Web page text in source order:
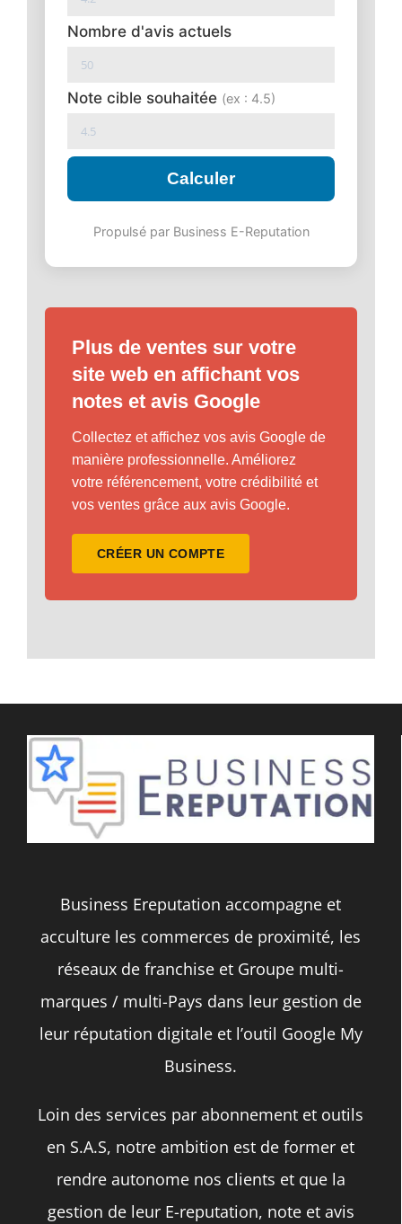
Nombre d'avis actuels
Note cible souhaitée (ex : 4.5)
Calculer
Propulsé par Business E-Reputation
Plus de ventes sur votre
site web en affichant vos
notes et avis Google
Collectez et affichez vos avis Google de
manière professionnelle. Améliorez
votre référencement, votre crédibilité et
vos ventes grâce aux avis Google.
CRÉER UN COMPTE
Business Ereputation accompagne et
acculture les commerces de proximité, les
réseaux de franchise et Groupe multi-
marques / multi-Pays dans leur gestion de
leur réputation digitale et l’outil Google My
Business.
Loin des services par abonnement et outils
en S.A.S, notre ambition est de former et
rendre autonome nos clients et que la
gestion de leur E-reputation, note et avis